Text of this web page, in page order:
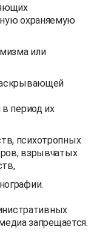
охраняемую
или
период их
психотропных
взрывчатых
запрещается.